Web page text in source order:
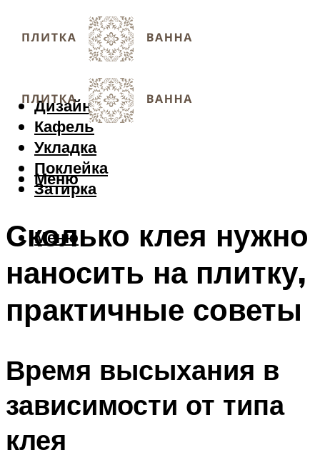
Дизайн
Кафель
Укладка
Поклейка
Затирка
Меню
Меню
Сколько клея нужно
наносить на плитку,
практичные советы
Время высыхания в
зависимости от типа
клея